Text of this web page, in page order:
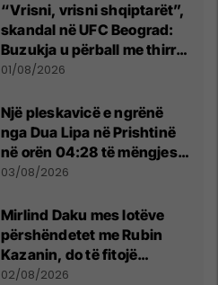
“Vrisni, vrisni shqiptarët”,
skandal në UFC Beograd:
Buzukja u përball me thirrje
anti-shqiptare nga
01/08/2026
Një pleskavicë e ngrënë
nga Dua Lipa në Prishtinë
në orën 04:28 të mëngjesit
- dhe bota digjitale serbe
03/08/2026
Mirlind Daku mes lotëve
përshëndetet me Rubin
Kazanin, do të fitojë
miliona te Spartak Moska
02/08/2026